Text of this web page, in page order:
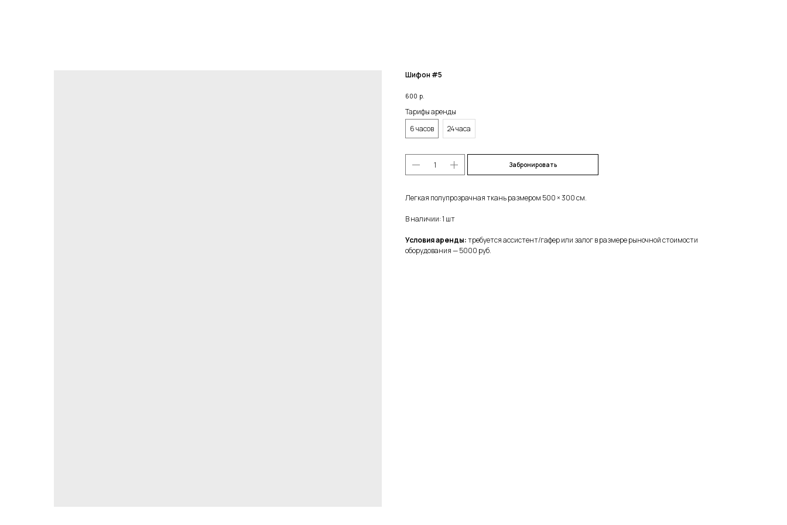
Шифон #5
600 р.
Тарифы аренды
6 часов
24 часа
Забронировать
Легкая полупрозрачная ткань размером 500 × 300 см.
В наличии: 1 шт
Условия аренды:требуется ассистент/гафер или залог в размере рыночной стоимости
оборудования — 5000 руб.